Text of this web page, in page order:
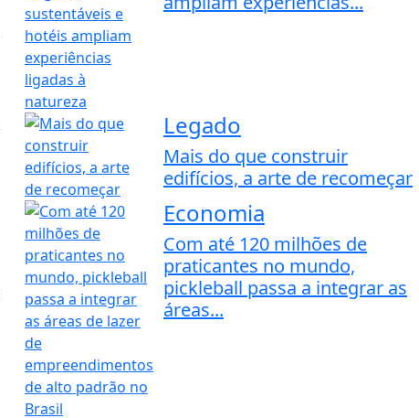
Legado
Mais do que construir
edifícios, a arte de recomeçar
Economia
Com até 120 milhões de
praticantes no mundo,
pickleball passa a integrar as
áreas...